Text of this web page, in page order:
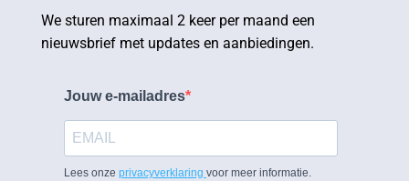
We sturen maximaal 2 keer per maand een
nieuwsbrief met updates en aanbiedingen.
Jouw e-mailadres
Lees onze privacyverklaring voor meer informatie.